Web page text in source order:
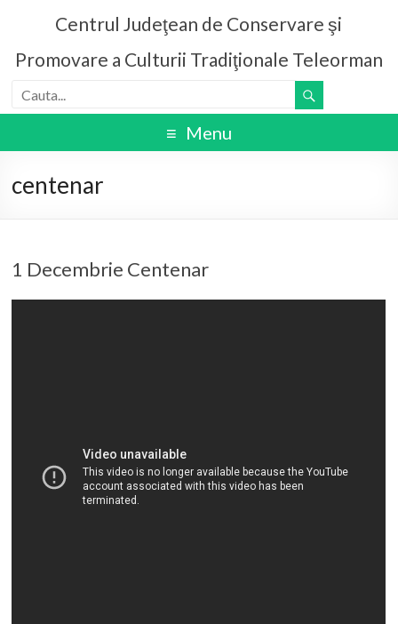
Centrul Judeţean de Conservare şi
Promovare a Culturii Tradiţionale Teleorman
Menu
centenar
1 Decembrie Centenar